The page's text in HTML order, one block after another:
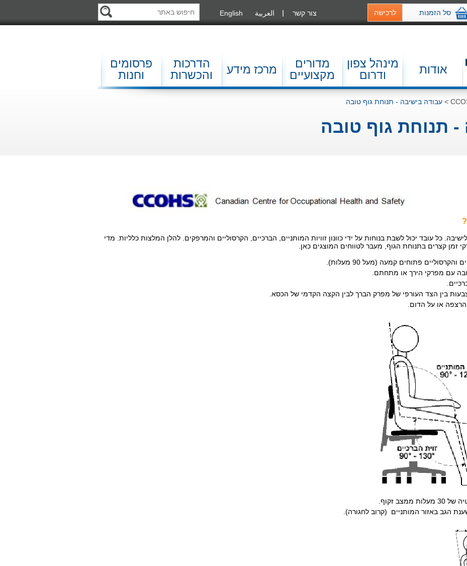
סל הזמנות לרכישה English العربية צור קשר
אודות
מינהל צפון
ודרום
מדורים
מקצועיים
מרכז מידע
הדרכות
והכשרות
פרסומים
וחנות
> עבודה בישיבה - תנוחת גוף טובה
- תנוחת גוף טובה
כל עובד יכול לשבת בנוחות על ידי כוונון זוויות המותניים, הברכיים, הקרסוליים והמרפקים. להלן המלצות כלליות. מדי
זמן קצרים בתנוחת הגוף, מעבר לטווחים המוצגים כאן.
פתוחים קמעה (מעל 90 מעלות).
עם מפרקי הירך או מתחתם.
בין הצד העורפי של מפרק הברך לבין הקצה הקדמי של הכסא.
או על הדום.
זקוף.
הגב באזור המותניים (קרוב לחגורה).